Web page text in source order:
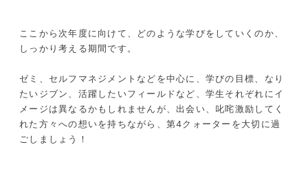
ここから次年度に向けて、どのような学びをしていくのか、
しっかり考える期間です。
ゼミ、セルフマネジメントなどを中心に、学びの目標、なり
たいジブン、活躍したいフィールドなど、学生それぞれにイ
メージは異なるかもしれませんが、出会い、叱咤激励してく
れた方々への想いを持ちながら、第4クォーターを大切に過
ごしましょう！